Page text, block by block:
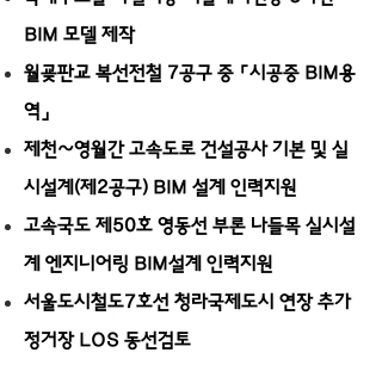
BIM 모델 제작
월굦판교 복선전철 7공구 중 「시공중 BIM용
역」
제천~영월간 고속도로 건설공사 기본 및 실
시설계(제2공구) BIM 설계 인력지원
고속국도 제50호 영동선 부론 나들목 실시설
계 엔지니어링 BIM설계 인력지원
서울도시철도7호선 청라국제도시 연장 추가
정거장 LOS 동선검토